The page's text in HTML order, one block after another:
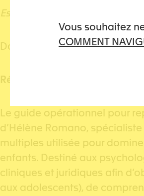
Vous souhaitez
COMMENT
Es ist das Buch einer Mutter,
Das Buch kann per E-Mail
Résumé
Le guide opérationnel pour
d’Hélène Romano,
multiples utilisée pour
enfants. Destiné aux
cliniques et juridiques afin
aux adolescents), de